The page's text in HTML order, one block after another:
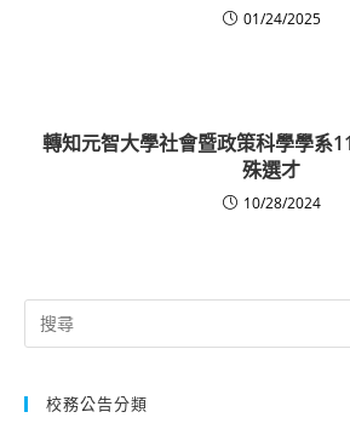
01/24/2025
轉知元智大學社會暨政策科學學系
殊選才
10/28/2024
Search
for:
校務公告分類